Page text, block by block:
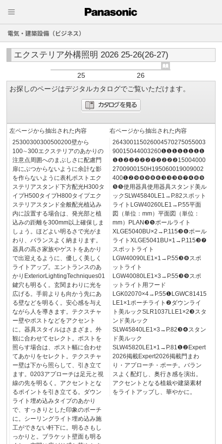
電気・建築設備（ビジネス）
エクステリア外構照明 2026 25-26(26-27)
25
26
お探しのページはデジタルカタログでご覧いただけます。
左ページから抽出された内容
25300300300500200壁から
100∼300エクステリアのあかりの
注意点周囲へのまぶしさに配慮門
扉にぶつからないように余計な影
を作らないように表札ポストエク
ステリアスタンド下方配光H300タ
イプH500タイプH800タイプエク
ステリアスタンド全般配光植込み
内に設置する場合は、発光部と植
込みの距離を300mm以上確保しま
しょう。ほどよい明るさで光がま
わり、バランスよく納まります。
器具の高さ家族やゲストをあかり
で出迎えるように、優しく美しく
ライトアップ。エントランスのあ
かりExteriorLightingTechniques01
鍵穴も明るく。玄関まわりに光を
広げる。手前よりも向かう先にあ
る壁などを明るく。安心感を与え
ながら人を導きます。テクスチャ
ー壁やポストなどをアクセント
に。器具スタイルはさまざま。外
観に合わせてセレクト。ポストを
照らす場合は、ポスト幅に合わせ
てあかりをセレクト。テクスチャ
ー壁は下から照らして、引き立て
ます。0203アプローチは足元と視
線の先を明るく。アクセントとな
るポイントを引き立てる。ダウン
ライト埋め込みタイプのあかり
で、すっきりとした印象のポーチ
に。シーリングライト埋め込み施
工ができない軒下に。明るさもし
っかりと。ブラケット壁面も明る
右ページから抽出された内容
264300115026004570275055003
90015044003260❶❶❶❶❶❶❶❶
❶❶❷❷❷❷❷❷❷❷❷❷15004000
2700900150H195060019009002
400❶❷❾❽❾❽❻❸❸❸❾❼❹❽❾
❺❺使用器具使用器具スタンド美ル
ックSLW45840LE1→P.82スポット
ライトLGW40260LE1→P.55平面
図（単位：mm）平面図（単位：
mm）PLAN❸❺ポールライト
XLGE5040BU×2→P.115❸❻ポール
ライトXLGE5041BU×1→P.115❸❼
スポットライト
LGW40090LE1×1→P.55❸❽スポ
ットライト
LGW40080LE1×3→P.55❸❾スポ
ットライト用フード
LGK02070×4→P.55❶LGWC81415
LE1×1ポーチライト❷ダウンライ
ト美ルックSLR1037LLE1×2❸スタ
ンド美ルック
SLW45840LE1×3→P.82❸❹スタン
ド美ルック
SLW45820LE1×1→P.81❶❷Expert
2026掲載Expert2026掲載門まわ
り・アプローチ・ポーチ。バラン
スよく配灯し、奥行き感を演出。
アクセントとなる植栽や建築素材
をライトアップし、華やかに。